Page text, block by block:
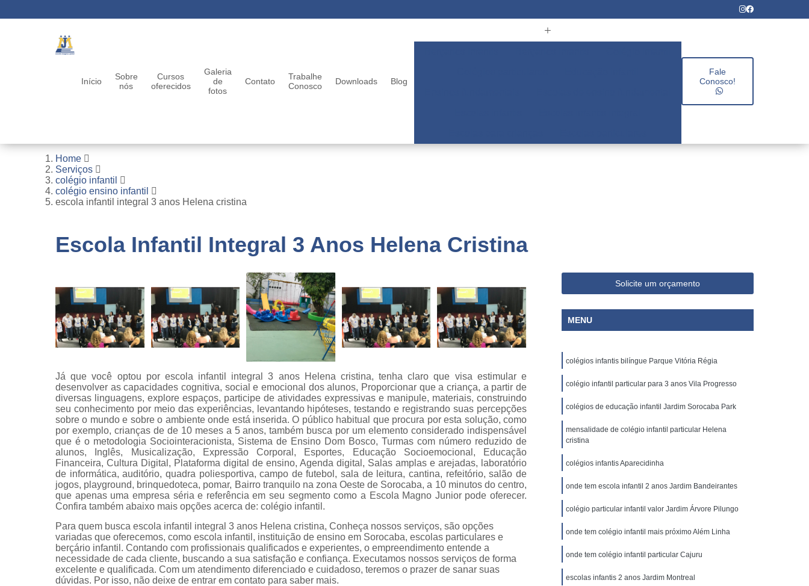
Início
Sobre
nós
Cursos
oferecidos
Galeria
de
fotos
Contato
Trabalhe
Conosco
Downloads Blog
Fale
Conosco!
Home
Serviços
colégio infantil
colégio ensino infantil
escola infantil integral 3 anos Helena cristina
Escola Infantil Integral 3 Anos Helena Cristina
Já que você optou por escola infantil integral 3 anos Helena cristina, tenha claro que visa estimular e
desenvolver as capacidades cognitiva, social e emocional dos alunos, Proporcionar que a criança, a partir de
diversas linguagens, explore espaços, participe de atividades expressivas e manipule, materiais, construindo
seu conhecimento por meio das experiências, levantando hipóteses, testando e registrando suas percepções
sobre o mundo e sobre o ambiente onde está inserida. O público habitual que procura por esta solução, como
por exemplo, crianças de de 10 meses a 5 anos, também busca por um elemento considerado indispensável
que é o metodologia Sociointeracionista, Sistema de Ensino Dom Bosco, Turmas com número reduzido de
alunos, Inglês, Musicalização, Expressão Corporal, Esportes, Educação Socioemocional, Educação
Financeira, Cultura Digital, Plataforma digital de ensino, Agenda digital, Salas amplas e arejadas, laboratório
de informática, auditório, quadra poliesportiva, campo de futebol, sala de leitura, cantina, refeitório, salão de
jogos, playground, brinquedoteca, pomar, Bairro tranquilo na zona Oeste de Sorocaba, a 10 minutos do centro,
que apenas uma empresa séria e referência em seu segmento como a Escola Magno Junior pode oferecer.
Confira também abaixo mais opções acerca de: colégio infantil.
Para quem busca escola infantil integral 3 anos Helena cristina, Conheça nossos serviços, são opções
variadas que oferecemos, como escola infantil, instituição de ensino em Sorocaba, escolas particulares e
berçário infantil. Contando com profissionais qualificados e experientes, o empreendimento entende a
necessidade de cada cliente, buscando a sua satisfação e confiança. Executamos nossos serviços de forma
excelente e qualificada. Com um atendimento diferenciado e cuidadoso, teremos o prazer de sanar suas
dúvidas. Por isso, não deixe de entrar em contato para saber mais.
Solicite um orçamento
MENU
colégios infantis bilíngue Parque Vitória Régia
colégio infantil particular para 3 anos Vila Progresso
colégios de educação infantil Jardim Sorocaba Park
mensalidade de colégio infantil particular Helena
cristina
colégios infantis Aparecidinha
onde tem escola infantil 2 anos Jardim Bandeirantes
colégio particular infantil valor Jardim Árvore Pilungo
onde tem colégio infantil mais próximo Além Linha
onde tem colégio infantil particular Cajuru
escolas infantis 2 anos Jardim Montreal